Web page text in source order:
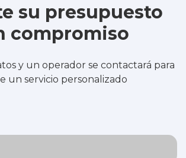
su presupuesto
compromiso
y un operador se contactará para
un servicio personalizado